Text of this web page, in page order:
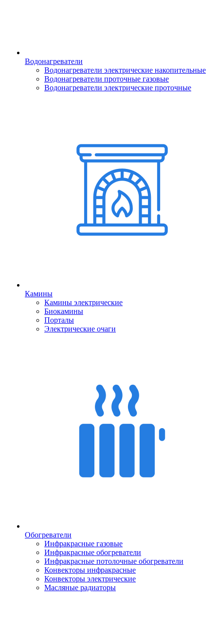
Водонагреватели
Водонагреватели электрические накопительные
Водонагреватели проточные газовые
Водонагреватели электрические проточные
Камины
Камины электрические
Биокамины
Порталы
Электрические очаги
Обогреватели
Инфракрасные газовые
Инфракрасные обогреватели
Инфракрасные потолочные обогреватели
Конвекторы инфракрасные
Конвекторы электрические
Масляные радиаторы